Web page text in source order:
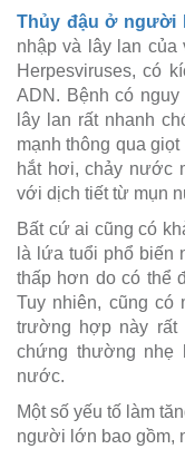
Thủy đậu ở người
nhập và lây lan của
Herpesviruses, có
ADN. Bệnh có
lây lan rất nhanh
mạnh thông qua
hắt hơi, chảy nước
với dịch tiết từ mụn
Bất cứ ai cũng có
là lứa tuổi phổ biến
thấp hơn do có thể
Tuy nhiên, cũng có
trường hợp này rất
chứng thường nhẹ
nước.
Một số yếu tố làm
người lớn bao gồm,